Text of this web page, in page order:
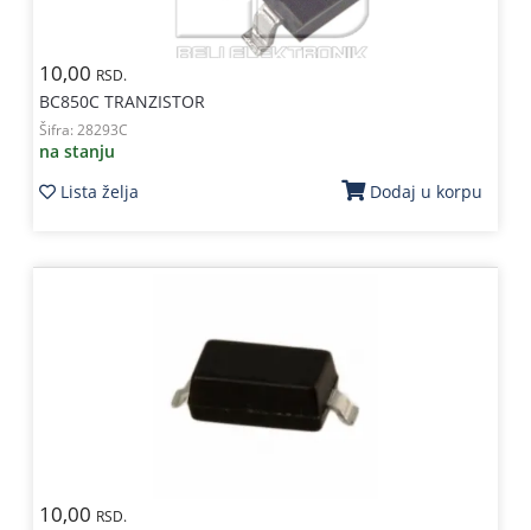
10,00 RSD.
BC850C TRANZISTOR
Šifra: 28293C
na stanju
Lista želja
Dodaj u korpu
10,00 RSD.